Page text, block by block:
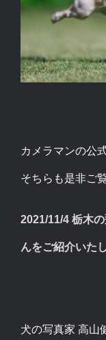
カメラマンの公
そちらも是非ご
2021/11/4 栃木
んをご紹介いた
犬の写真家 高山